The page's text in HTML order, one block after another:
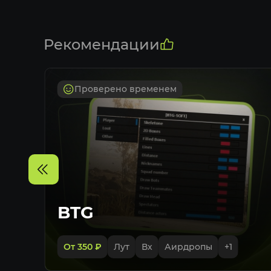
Рекомендации
Проверено временем
BTG
От 350 ₽ Лут Вх Аирдропы +1